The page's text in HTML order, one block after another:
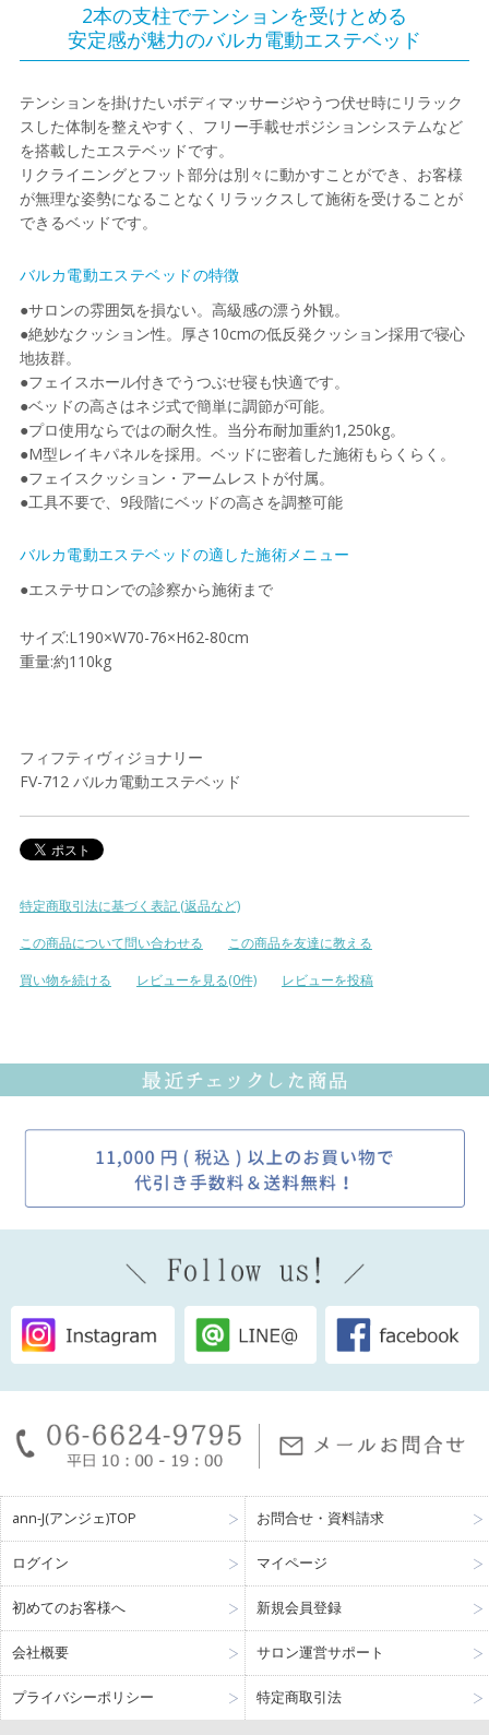
2本の支柱でテンションを受けとめる
安定感が魅力のバルカ電動エステベッド
テンションを掛けたいボディマッサージやうつ伏せ時にリラック
スした体制を整えやすく、フリー手載せポジションシステムなど
を搭載したエステベッドです。
リクライニングとフット部分は別々に動かすことができ、お客様
が無理な姿勢になることなくリラックスして施術を受けることが
できるベッドです。
バルカ電動エステベッドの特徴
●サロンの雰囲気を損ない。高級感の漂う外観。
●絶妙なクッション性。厚さ10cmの低反発クッション採用で寝心
地抜群。
●フェイスホール付きでうつぶせ寝も快適です。
●ベッドの高さはネジ式で簡単に調節が可能。
●プロ使用ならではの耐久性。当分布耐加重約1,250kg。
●M型レイキパネルを採用。ベッドに密着した施術もらくらく。
●フェイスクッション・アームレストが付属。
●工具不要で、9段階にベッドの高さを調整可能
バルカ電動エステベッドの適した施術メニュー
●エステサロンでの診察から施術まで
サイズ:L190×W70-76×H62-80cm
重量:約110kg
フィフティヴィジョナリー
FV-712 バルカ電動エステベッド
特定商取引法に基づく表記 (返品など)
この商品について問い合わせる
この商品を友達に教える
買い物を続ける
レビューを見る(0件) レビューを投稿
ann-J(アンジェ)TOP お問合せ・資料請求
ログイン マイページ
初めてのお客様へ 新規会員登録
会社概要 サロン運営サポート
プライバシーポリシー 特定商取引法